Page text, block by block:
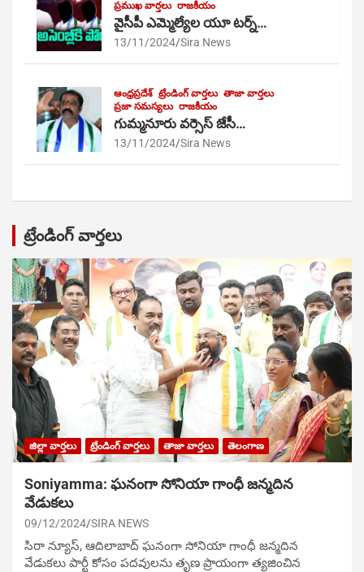
ప్రముఖ వార్తలు రాజకీయం
వైసీపీ ఎమ్మెల్యేల యూ టర్న్…
13/11/2024 Sira News
ఆంధ్రప్రదేశ్ ట్రేండింగ్ వార్తలు తాజా వార్తలు
ప్రజా సమస్యలు రాజకీయం
గుమ్మనూరు వర్సెస్ జేసీ…
13/11/2024 Sira News
ట్రేండింగ్ వార్తలు
జిల్లా వార్తలు ట్రేండింగ్ వార్తలు తాజా వార్తలు తెలంగాణ
Soniyamma: ఘ‌నంగా సోనియా గాంధీ జ‌న్మ‌దిన
వేడుక‌లు
09/12/2024 SIRA NEWS
సిరా న్యూస్, ఆదిలాబాద్ ఘ‌నంగా సోనియా గాంధీ జ‌న్మ‌దిన
వేడుక‌లు పార్టీ కోసం ప‌ద‌వుల‌ను తృణ ప్రాయంగా త్య‌జించిన